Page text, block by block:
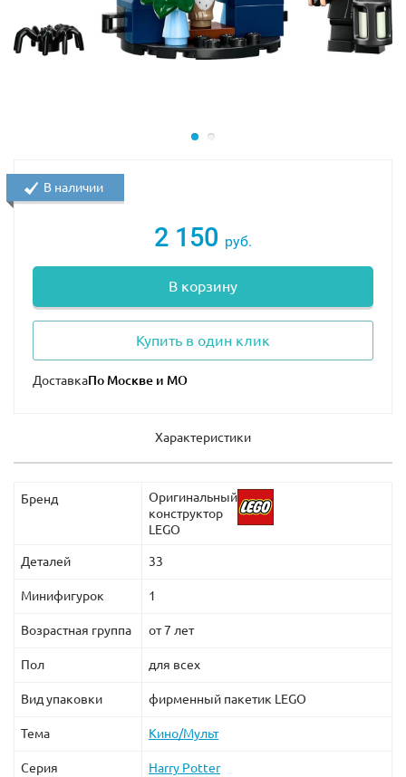
2 150 руб.
В корзину
Купить в один клик
Доставка
В наличии
Характеристики
Бренд
Оригинальный
конструктор
LEGO
Деталей 33
Минифигурок 1
Возрастная группа от 7 лет
Пол для всех
Вид упаковки фирменный пакетик LEGO
Тема Кино/Мульт
Серия Harry Potter